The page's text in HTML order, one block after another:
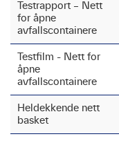
Testrapport – Nett
for åpne
avfallscontainere
Testfilm - Nett for
åpne
avfallscontainere
Heldekkende nett
basket